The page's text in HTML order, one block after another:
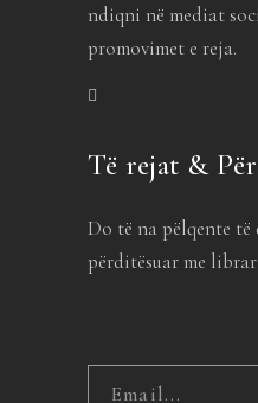
ndiqni në mediat
promovimet e reja.
Të rejat &
Do të na pëlqente
përditësuar me